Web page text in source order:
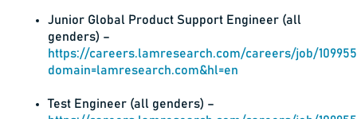
Junior Global Product Support Engineer (all
genders) –
https://careers.lamresearch.com/careers/job/
domain=lamresearch.com&hl=en
Test Engineer (all genders) –